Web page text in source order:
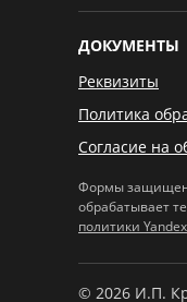
ДОКУМЕНТЫ
Реквизиты
Политика
Согласие на
Формы
обрабатывает
политики
© 2026 И.П.